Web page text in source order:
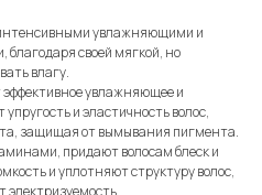
увлажняющими и
своей мягкой, но
влагу.
увлажняющее и
и эластичность волос,
защищая от вымывания пигмента.
придают волосам блеск и
и уплотняют структуру волос,